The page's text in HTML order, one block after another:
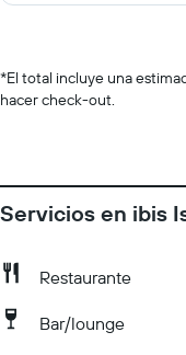
*El total incluye una
hacer check-out.
Servicios en ibis
Restaurante
Bar/lounge